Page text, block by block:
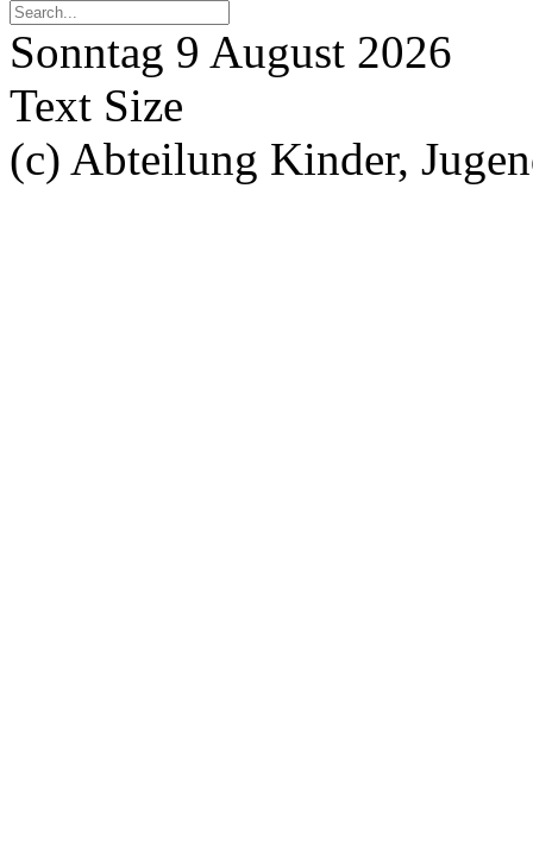
Sonntag 9 August 2026
Text Size
(c) Abteilung Kinder,